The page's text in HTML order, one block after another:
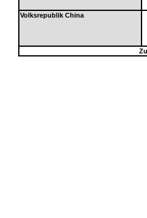
Volksrepublik China